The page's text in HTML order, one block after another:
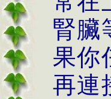
腎臟
果你
再連